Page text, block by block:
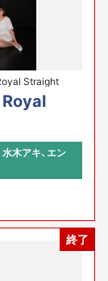
Straight
Royal
木アキ、エン
終了